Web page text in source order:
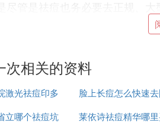
。是不伤皮肤的，自然的祛斑
外，在日常生活中还应该注意
次相关的资料
激光祛痘印多
少钱
脸上长痘怎么快速
立哪个祛痘坑
莱依诗祛痘精华哪